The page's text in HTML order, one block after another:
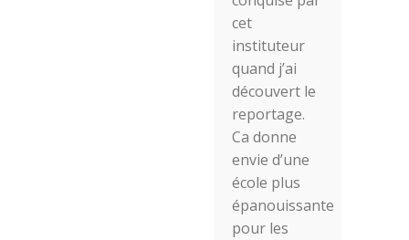
cet
instituteur
quand j’ai
découvert le
reportage.
Ca donne
envie d’une
école plus
épanouissante
pour les